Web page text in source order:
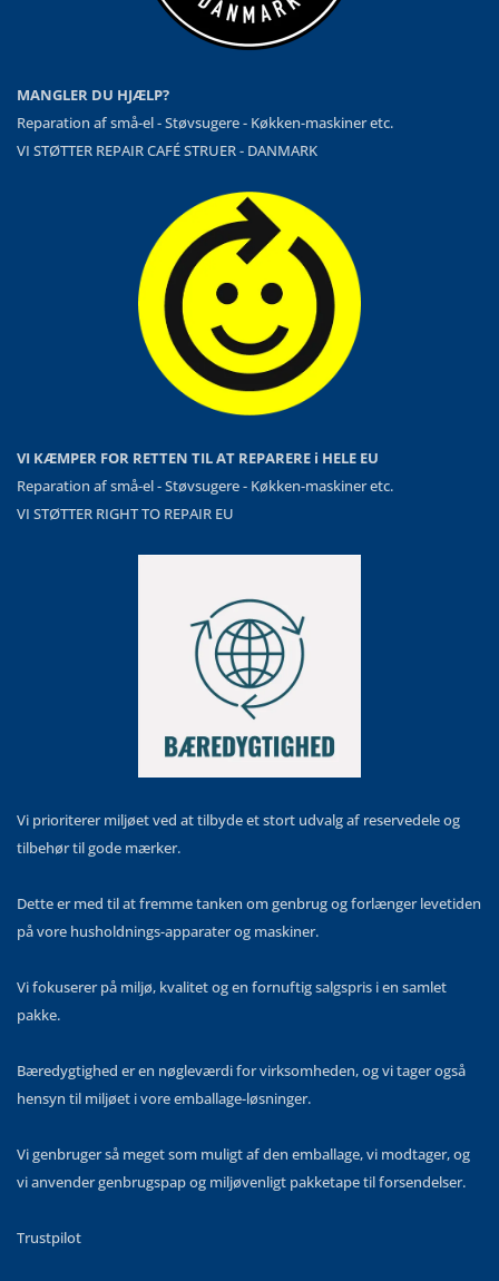
MANGLER DU HJÆLP?
Reparation af små-el - Støvsugere - Køkken-maskiner etc.
VI STØTTER REPAIR CAFÉ STRUER - DANMARK
VI KÆMPER FOR RETTEN TIL AT REPARERE i HELE EU
Reparation af små-el - Støvsugere - Køkken-maskiner etc.
VI STØTTER RIGHT TO REPAIR EU
Vi prioriterer miljøet ved at tilbyde et stort udvalg af reservedele og
tilbehør til gode mærker.
Dette er med til at fremme tanken om genbrug og forlænger levetiden
på vore husholdnings-apparater og maskiner.
Vi fokuserer på miljø, kvalitet og en fornuftig salgspris i en samlet
pakke.
Bæredygtighed er en nøgleværdi for virksomheden, og vi tager også
hensyn til miljøet i vore emballage-løsninger.
Vi genbruger så meget som muligt af den emballage, vi modtager, og
vi anvender genbrugspap og miljøvenligt pakketape til forsendelser.
Trustpilot